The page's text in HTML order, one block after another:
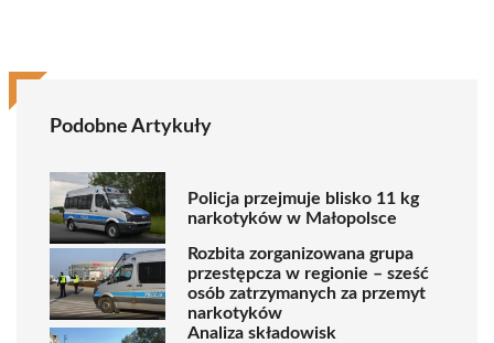
Podobne Artykuły
Policja przejmuje blisko 11 kg
narkotyków w Małopolsce
Rozbita zorganizowana grupa
przestępcza w regionie – sześć
osób zatrzymanych za przemyt
narkotyków
Analiza składowisk